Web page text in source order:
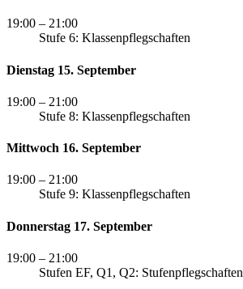
19:00 – 21:00
Stufe 6: Klassenpflegschaften
Dienstag 15. September
19:00 – 21:00
Stufe 8: Klassenpflegschaften
Mittwoch 16. September
19:00 – 21:00
Stufe 9: Klassenpflegschaften
Donnerstag 17. September
19:00 – 21:00
Stufen EF, Q1, Q2: Stufenpflegschaften